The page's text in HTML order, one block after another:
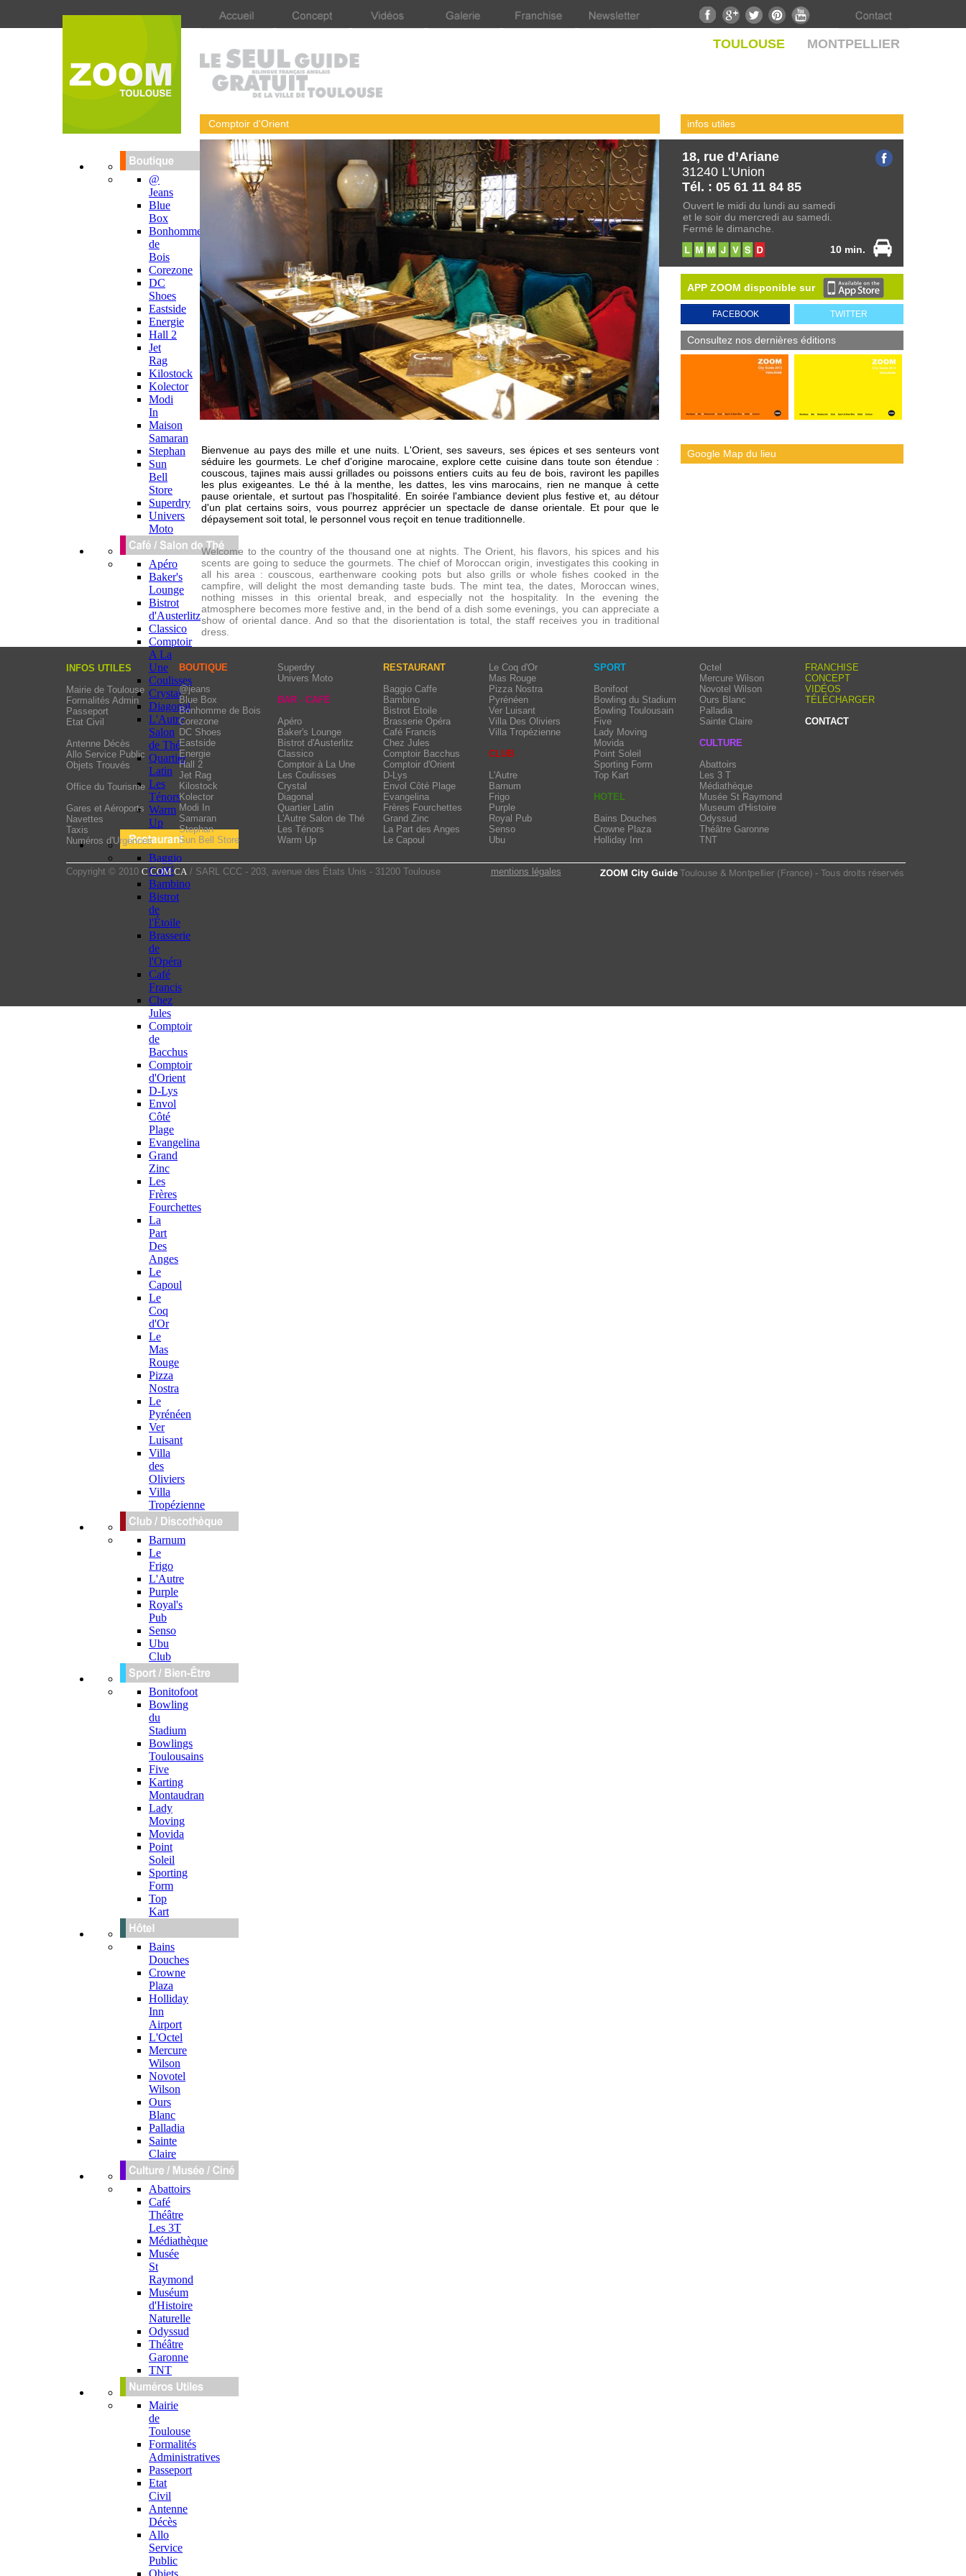
10 min.
Ouvert le midi du lundi au samedi
et le soir du mercredi au samedi.
Fermé le dimanche.
Welcome to the country of the thousand one at nights. The Orient, his flavors, his spices and his
scents are going to seduce the gourmets. The chief of Moroccan origin, investigates this cooking in
all his area : couscous, earthenware cooking pots but also grills or whole fishes cooked in the
campfire, will delight the most demanding taste buds. The mint tea, the dates, Moroccan wines,
nothing misses in this oriental break, and especially not the hospitality. In the evening the
atmosphere becomes more festive and, in the bend of a dish some evenings, you can appreciate a
show of oriental dance. And so that the disorientation is total, the staff receives you in traditional
dress.
Bienvenue au pays des mille et une nuits. L'Orient, ses saveurs, ses épices et ses senteurs vont
séduire les gourmets. Le chef d'origine marocaine, explore cette cuisine dans toute son étendue :
couscous, tajines mais aussi grillades ou poissons entiers cuits au feu de bois, raviront les papilles
les plus exigeantes. Le thé à la menthe, les dattes, les vins marocains, rien ne manque à cette
pause orientale, et surtout pas l’hospitalité. En soirée l'ambiance devient plus festive et, au détour
d'un plat certains soirs, vous pourrez apprécier un spectacle de danse orientale. Et pour que le
dépaysement soit total, le personnel vous reçoit en tenue traditionnelle.
Comptoir d'Orient
18, rue d’Ariane
31240 L’Union
Tél. : 05 61 11 84 85
@
Jeans
Blue
Box
Bonhomme
de
Bois
Corezone
DC
Shoes
Eastside
Energie
Hall 2
Jet
Rag
Kilostock
Kolector
Modi
In
Maison
Samaran
Stephan
Sun
Bell
Store
Superdry
Univers
Moto
Apéro
Baker's
Lounge
Bistrot
d'Austerlitz
Classico
Comptoir
A La
Une
Coulisses
Crystal
Diagonal
L'Autre
Salon
de Thé
Quartier
Latin
Les
Ténors
Warm
Up
Baggio
Caffé
Bambino
Bistrot
de
l'Étoile
Brasserie
de
l'Opéra
Café
Francis
Chez
Jules
Comptoir
de
Bacchus
Comptoir
d'Orient
D-Lys
Envol
Côté
Plage
Evangelina
Grand
Zinc
Les
Frères
Fourchettes
La
Part
Des
Anges
Le
Capoul
Le
Coq
d'Or
Le
Mas
Rouge
Pizza
Nostra
Le
Pyrénéen
Ver
Luisant
Villa
des
Oliviers
Villa
Tropézienne
Barnum
Le
Frigo
L'Autre
Purple
Royal's
Pub
Senso
Ubu
Club
Bonitofoot
Bowling
du
Stadium
Bowlings
Toulousains
Five
Karting
Montaudran
Lady
Moving
Movida
Point
Soleil
Sporting
Form
Top
Kart
Bains
Douches
Crowne
Plaza
Holliday
Inn
Airport
L'Octel
Mercure
Wilson
Novotel
Wilson
Ours
Blanc
Palladia
Sainte
Claire
Abattoirs
Café
Théâtre
Les 3T
Médiathèque
Musée
St
Raymond
Muséum
d'Histoire
Naturelle
Odyssud
Théâtre
Garonne
TNT
Mairie
de
Toulouse
Formalités
Administratives
Passeport
Etat
Civil
Antenne
Décès
Allo
Service
Public
Objets
TWITTER
FACEBOOK
Consultez nos dernières éditions
APP ZOOM disponible sur
MONTPELLIER
TOULOUSE
Google Map du lieu
infos utiles
mentions légales
FRANCHISE
CONCEPT
VIDÉOS
TÉLÉCHARGER
CONTACT
Octel
Mercure Wilson
Novotel Wilson
Ours Blanc
Palladia
Sainte Claire
CULTURE
Abattoirs
Les 3 T
Médiathèque
Musée St Raymond
Museum d'Histoire
Odyssud
Théâtre Garonne
TNT
SPORT
Bonifoot
Bowling du Stadium
Bowling Toulousain
Five
Lady Moving
Movida
Point Soleil
Sporting Form
Top Kart
HOTEL
Bains Douches
Crowne Plaza
Holliday Inn
INFOS UTILES
Mairie de Toulouse
Formalités Admin
Passeport
Etat Civil
Antenne Décès
Allo Service Public
Objets Trouvés
Office du Tourisme
Gares et Aéroports
Navettes
Taxis
Numéros d'Urgences
Copyright © 2010 C COM CA / SARL CCC - 203, avenue des États Unis - 31200 Toulouse
Le Coq d'Or
Mas Rouge
Pizza Nostra
Pyrénéen
Ver Luisant
Villa Des Oliviers
Villa Tropézienne
CLUB
L'Autre
Barnum
Frigo
Purple
Royal Pub
Senso
Ubu
RESTAURANT
Baggio Caffe
Bambino
Bistrot Etoile
Brasserie Opéra
Café Francis
Chez Jules
Comptoir Bacchus
Comptoir d'Orient
D-Lys
Envol Côté Plage
Evangelina
Frères Fourchettes
Grand Zinc
La Part des Anges
Le Capoul
Superdry
Univers Moto
BAR - CAFÉ
Apéro
Baker's Lounge
Bistrot d'Austerlitz
Classico
Comptoir à La Une
Les Coulisses
Crystal
Diagonal
Quartier Latin
L'Autre Salon de Thé
Les Ténors
Warm Up
BOUTIQUE
@jeans
Blue Box
Bonhomme de Bois
Corezone
DC Shoes
Eastside
Energie
Hall 2
Jet Rag
Kilostock
Kolector
Modi In
Samaran
Stephan
Sun Bell Store